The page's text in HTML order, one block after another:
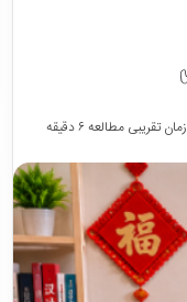
زمان تقریبی مطالعه ۶ دقیقه